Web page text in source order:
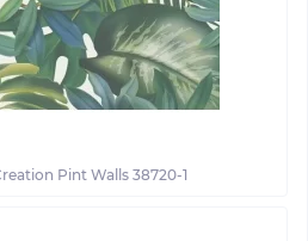
Pint Walls 38720-1